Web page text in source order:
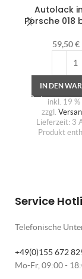
Autolack
Porsche 018
59,50€
IN DEN
inkl. 19
zzgl.
Lieferzeit: 3
Produkt
Service
Telefonische
+49(0)155 672
Mo-Fr, 09:00 -